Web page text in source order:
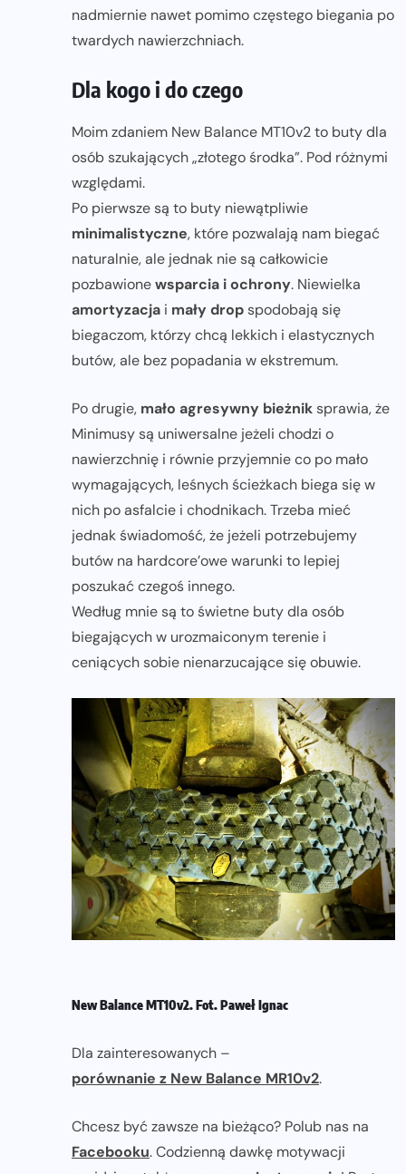
nadmiernie nawet pomimo częstego biegania po
twardych nawierzchniach.
Dla kogo i do czego
Moim zdaniem New Balance MT10v2 to buty dla
osób szukających „złotego środka”. Pod różnymi
względami.
Po pierwsze są to buty niewątpliwie
minimalistyczne, które pozwalają nam biegać
naturalnie, ale jednak nie są całkowicie
pozbawionewsparcia i ochrony. Niewielka
amortyzacja i mały dropspodobają się
biegaczom, którzy chcą lekkich i elastycznych
butów, ale bez popadania w ekstremum.
Po drugie, mało agresywny bieżniksprawia, że
Minimusy są uniwersalne jeżeli chodzi o
nawierzchnię i równie przyjemnie co po mało
wymagających, leśnych ścieżkach biega się w
nich po asfalcie i chodnikach. Trzeba mieć
jednak świadomość, że jeżeli potrzebujemy
butów na hardcore’owe warunki to lepiej
poszukać czegoś innego.
Według mnie są to świetne buty dla osób
biegających w urozmaiconym terenie i
ceniących sobie nienarzucające się obuwie.
New Balance MT10v2. Fot. Paweł Ignac
Dla zainteresowanych –
porównanie z New Balance MR10v2.
Chcesz być zawsze na bieżąco? Polub nas na
Facebooku. Codzienną dawkę motywacji